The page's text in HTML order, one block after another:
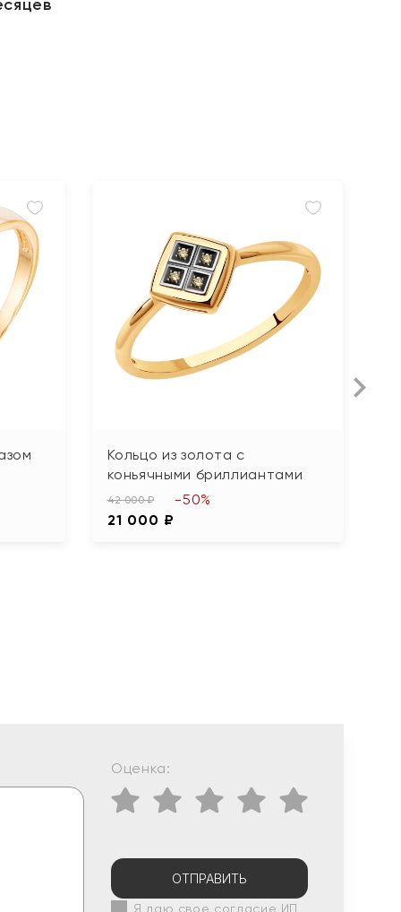
Кольцо из золота с
коньячными бриллиантами
42 000 ₽
21 000 ₽
-50%
Оценка:
ОТПРАВИТЬ
Я даю свое согласие ИП